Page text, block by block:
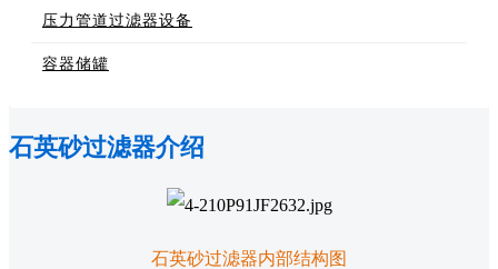
压力管道过滤器设备
容器储罐
石英砂过滤器介绍
石英砂过滤器内部结构图